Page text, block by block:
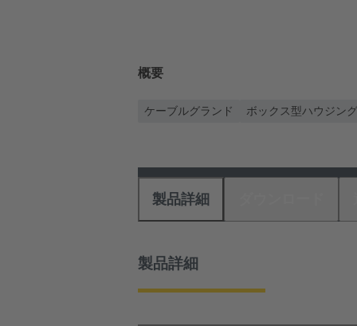
概要
ケーブルグランド ボックス型ハウジン
製品詳細
製品詳細